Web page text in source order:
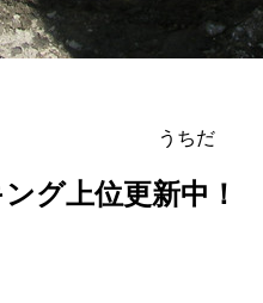
だ
グ上位更新中！